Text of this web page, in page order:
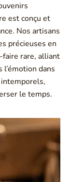
est conçu et
Nos artisans
précieuses en
faire rare, alliant
dans
le temps.